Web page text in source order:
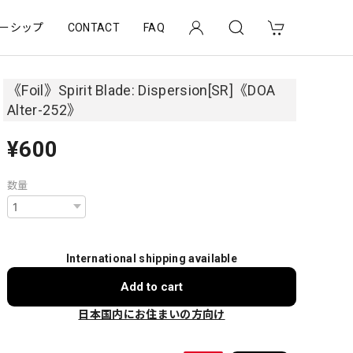
シップ CONTACT FAQ
《Foil》Spirit Blade: Dispersion[SR]《DOA
Alter-252》
¥600
数量
International shipping available
Add to cart
日本国内にお住まいの方向け